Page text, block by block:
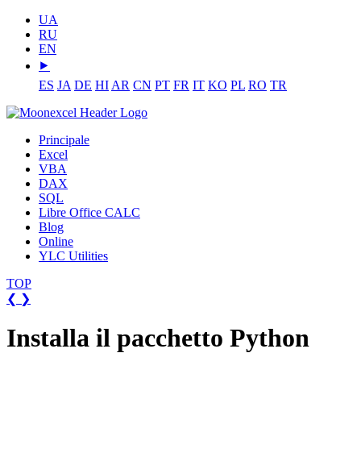
UA
RU
EN
⯈
ES JA DE HI AR CN PT FR IT KO PL RO TR
Principale
Excel
VBA
DAX
SQL
Libre Office CALC
Blog
Online
YLC Utilities
TOP
❮ ❯
Installa il pacchetto Python